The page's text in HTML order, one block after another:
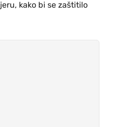
kako bi se zaštitilo